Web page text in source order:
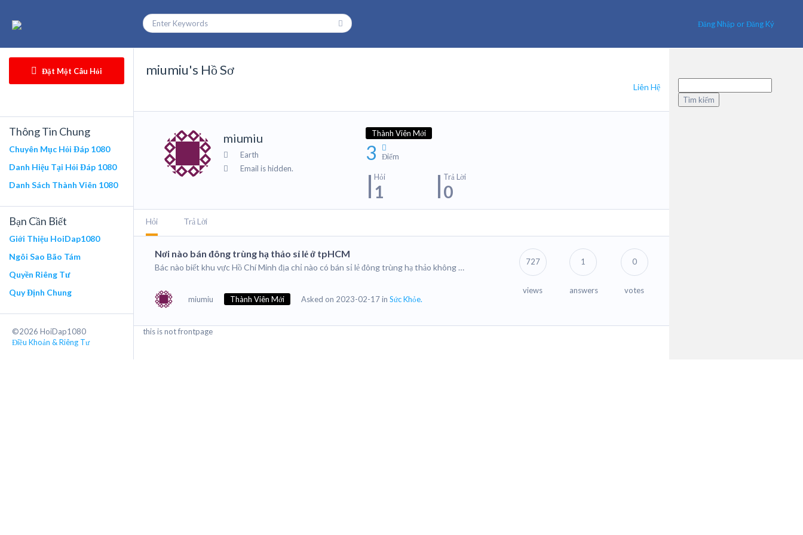
Đăng Nhập or Đăng Ký
Đặt Một Câu Hỏi
Thông Tin Chung
Chuyên Mục Hỏi Đáp 1080
Danh Hiệu Tại Hỏi Đáp 1080
Danh Sách Thành Viên 1080
Bạn Cần Biết
Giới Thiệu HoiDap1080
Ngôi Sao Bão Tám
Quyền Riêng Tư
Quy Định Chung
©2026 HoiDap1080
Điều Khoản & Riêng Tư
miumiu's Hồ Sơ
Liên Hệ
miumiu
Earth
Email is hidden.
Thành Viên Mới
3 Điểm
Hỏi
1
Trả Lời
0
Hỏi Trả Lời
Nơi nào bán đông trùng hạ thảo sỉ lẻ ở tpHCM
Bác nào biết khu vực Hồ Chí Minh địa chỉ nào có bán sỉ lẻ đông trùng hạ thảo không …
miumiu Thành Viên Mới Asked on 2023-02-17 in Sức Khỏe.
727
views
1
answers
0
votes
this is not frontpage
kiếm
cho: